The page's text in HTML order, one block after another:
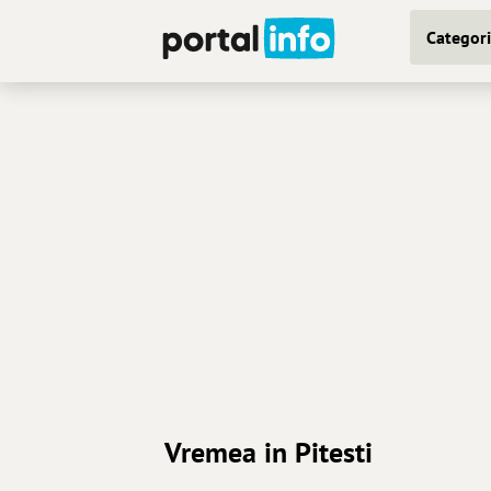
Vremea in Pitesti